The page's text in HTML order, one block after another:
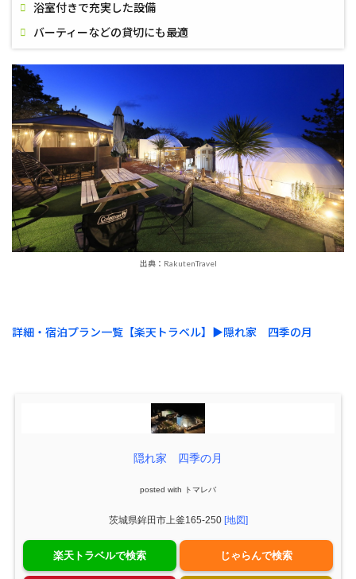
浴室付きで充実した設備
バーティーなどの貸切にも最適
出典：RakutenTravel
詳細・宿泊プラン一覧【楽天トラベル】▶︎隠れ家 四季の月
隠れ家 四季の月
posted with トマレバ
茨城県鉾田市上釜165-250 [地図]
楽天トラベルで検索 じゃらんで検索